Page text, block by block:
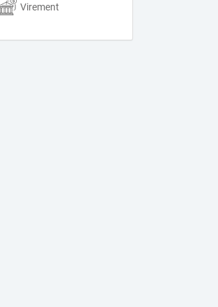
Virement